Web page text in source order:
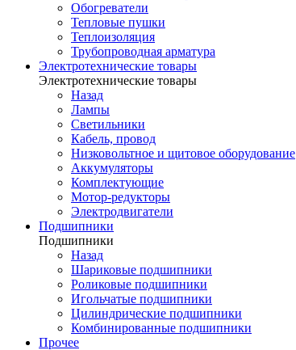
Обогреватели
Тепловые пушки
Теплоизоляция
Трубопроводная арматура
Электротехнические товары
Электротехнические товары
Назад
Лампы
Светильники
Кабель, провод
Низковольтное и щитовое оборудование
Аккумуляторы
Комплектующие
Мотор-редукторы
Электродвигатели
Подшипники
Подшипники
Назад
Шариковые подшипники
Роликовые подшипники
Игольчатые подшипники
Цилиндрические подшипники
Комбинированные подшипники
Прочее